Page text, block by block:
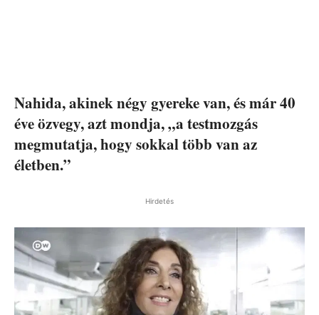
Nahida, akinek négy gyereke van, és már 40
éve özvegy, azt mondja, „a testmozgás
megmutatja, hogy sokkal több van az
életben.”
Hirdetés